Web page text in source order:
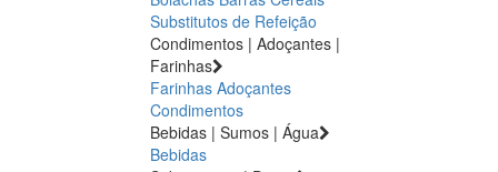
Substitutos de Refeição
Condimentos | Adoçantes |
Farinhas
Farinhas Adoçantes
Condimentos
Bebidas | Sumos | Água
Bebidas